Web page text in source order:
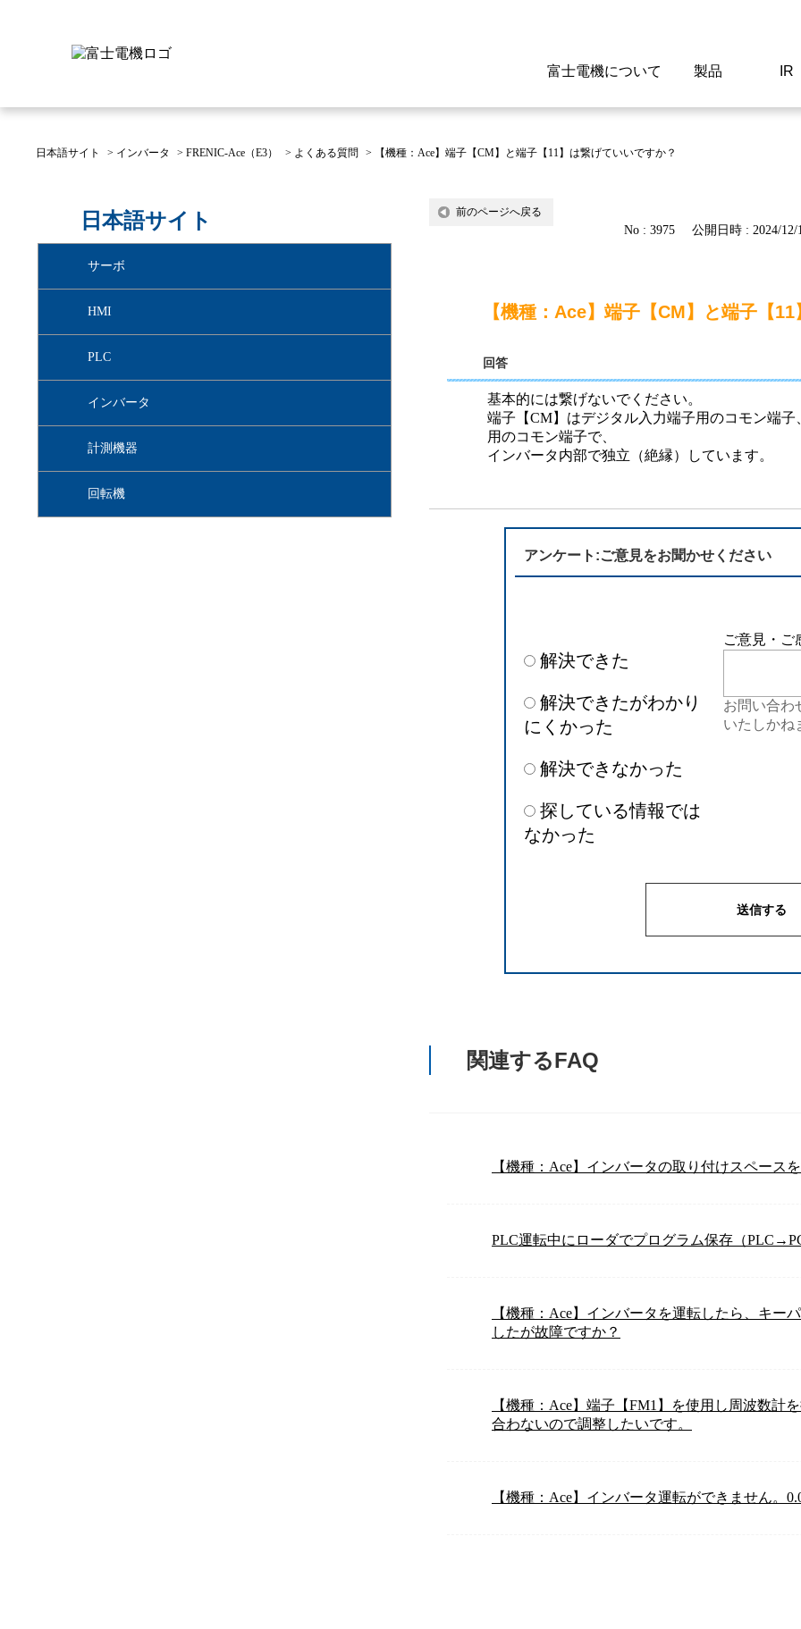
富士電機について
富士電機についてのトップ
へ
ご挨拶
製品
駆動制御機器
情報システム 保守
半導体 発電
自動販売機・店舗 ソリ
IR
株主・投資家情報のトップ
へ
経営情報
サステナビリティのトップ
へ
マテリアリティ
新卒採用情報
よくあるご質問
日本語サイト > インバータ > FRENIC-Ace（E3） > よくある質問 > 【機種：Ace】端子【CM】と端子【11】は繋げていいですか？
日本語サイト
サーボ
HMI
PLC
インバータ
計測機器
回転機
前のページへ戻る
No : 3975 公開日時 : 2024/12/
【機種：Ace】端子【CM】と端子【
回答
基本的には繋げないでください。
端子【CM】はデジタル入力端子用のコモン端
用のコモン端子で、
インバータ内部で独立（絶縁）しています。
アンケート:ご意見をお聞かせください
解決できた
解決できたがわかり
にくかった
解決できなかった
探している情報では
なかった
ご意見・ご
お問い合わ
いたしかね
関連するFAQ
【機種：Ace】インバータの取り付けスペース
PLC運転中にローダでプログラム保存（
【機種：Ace】インバータを運転したら、キー
したが故障ですか？
【機種：Ace】端子【FM1】を使用し周波数計
合わないので調整したいです。
【機種：Ace】インバータ運転ができません。